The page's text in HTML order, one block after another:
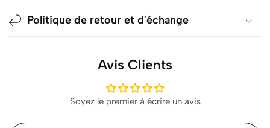
Politique de retour et d'échange
Avis Clients
Soyez le premier à écrire un avis